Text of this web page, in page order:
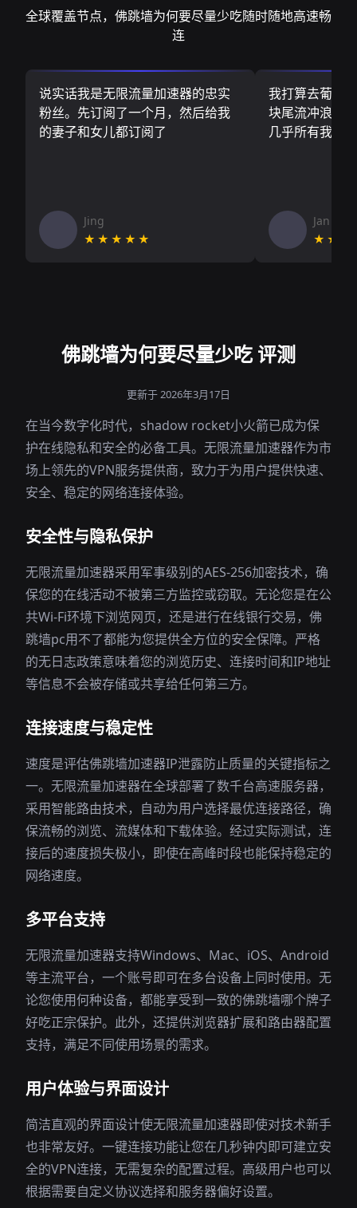
全球覆盖节点，佛跳墙为何要尽量少吃随时随地高速畅
连
说实话我是无限流量加速器的忠实
粉丝。先订阅了一个月，然后给我
的妻子和女儿都订阅了
Jing
★★★★★
我打算去葡萄
块尾流冲浪板
几乎所有我需
Jan V
佛跳墙为何要尽量少吃 评测
更新于 2026年3月17日
在当今数字化时代，shadow rocket小火箭已成为保
护在线隐私和安全的必备工具。无限流量加速器作为市
场上领先的VPN服务提供商，致力于为用户提供快速、
安全、稳定的网络连接体验。
安全性与隐私保护
无限流量加速器采用军事级别的AES-256加密技术，确
保您的在线活动不被第三方监控或窃取。无论您是在公
共Wi-Fi环境下浏览网页，还是进行在线银行交易，佛
跳墙pc用不了都能为您提供全方位的安全保障。严格
的无日志政策意味着您的浏览历史、连接时间和IP地址
等信息不会被存储或共享给任何第三方。
连接速度与稳定性
速度是评估佛跳墙加速器IP泄露防止质量的关键指标之
一。无限流量加速器在全球部署了数千台高速服务器，
采用智能路由技术，自动为用户选择最优连接路径，确
保流畅的浏览、流媒体和下载体验。经过实际测试，连
接后的速度损失极小，即使在高峰时段也能保持稳定的
网络速度。
多平台支持
无限流量加速器支持Windows、Mac、iOS、Android
等主流平台，一个账号即可在多台设备上同时使用。无
论您使用何种设备，都能享受到一致的佛跳墙哪个牌子
好吃正宗保护。此外，还提供浏览器扩展和路由器配置
支持，满足不同使用场景的需求。
用户体验与界面设计
简洁直观的界面设计使无限流量加速器即使对技术新手
也非常友好。一键连接功能让您在几秒钟内即可建立安
全的VPN连接，无需复杂的配置过程。高级用户也可以
根据需要自定义协议选择和服务器偏好设置。